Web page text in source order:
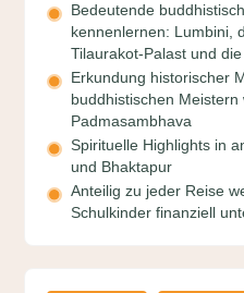
Bedeutende
kennenlernen: Lumbini,
Tilaurakot-Palast und
Erkundung historischer
buddhistischen Meistern
Padmasambhava
Spirituelle Highlights in
und Bhaktapur
Anteilig zu jeder Reise
Schulkinder finanziell